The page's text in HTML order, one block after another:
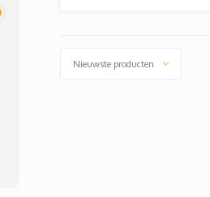
Nieuwste producten